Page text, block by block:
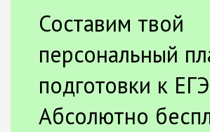
Составим твой
персональный
подготовки к
Абсолютно